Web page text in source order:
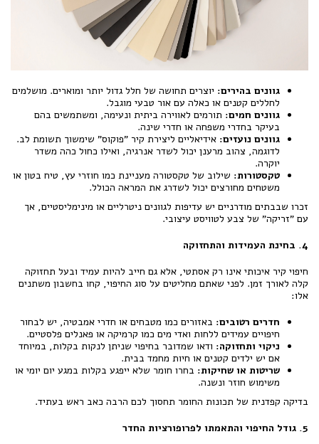
גוונים בהירים: יוצרים תחושה של חלל גדול יותר ומוארים. מושלמים
לחללים קטנים או כאלה עם אור טבעי מוגבל.
גוונים חמים: תורמים לאווירה ביתית ונעימה, ומשתמשים בהם
בעיקר בחדרי משפחה או חדרי שינה.
גוונים נועזים: אידיאליים ליצירת קיר "פוקוס" שימשוך תשומת לב.
לדוגמה, צהוב מרענן יכול לשדר אנרגיה, ואילו כחול כהה משדר
יוקרה.
טקסטורות: שילוב של טקסטורה מעניינת כמו חוזרי עץ, טיח בטון או
משטחים מחורצים יכול לשדרג את המראה הכולל.
זכרו שבבתים מודרניים יש עדיפות לגוונים ניטרליים או מינימליסטיים, אך
עם "זריקה" של צבע לטוויסט עיצובי.
4. בחינת העמידות והתחזוקה
חיפוי קיר איכותי אינו רק אסתטי, אלא גם חייב להיות עמיד ובעל תחזוקה
קלה לאורך זמן. לפני שאתם מחליטים על סוג החיפוי, קחו בחשבון משתנים
אלו:
חדרים רטובים: באזורים כמו מטבחים או חדרי אמבטיה, יש לבחור
חיפויים עמידים ללחות ואדי מים כמו קרמיקה או פאנלים פלסטיים.
ניקוי ותחזוקה: ודאו שמדובר בחיפוי שניתן לנקות בקלות, במיוחד
אם יש ילדים קטנים או חיות מחמד בבית.
שריטות או שחיקות: בחרו חומר שלא ייפגע בקלות במגע יום יומי או
משימוש חוזר ונשנה.
בדיקה קפדנית של תכונות החומר תחסוך לכם הרבה כאב ראש בעתיד.
5. גודל החיפוי והתאמתו לפרופורציות החדר